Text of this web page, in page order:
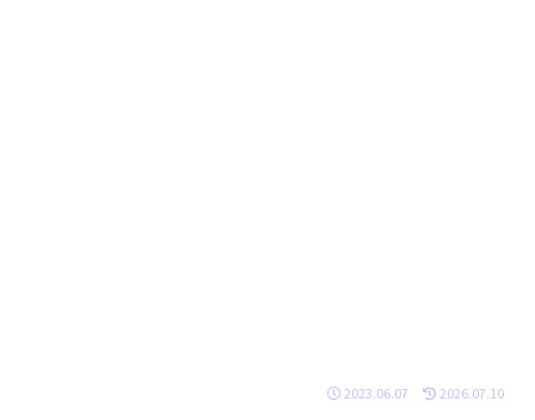
2023.06.07 2026.07.10